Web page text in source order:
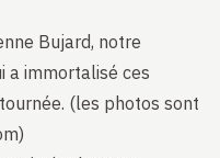
Bujard, notre
a immortalisé ces
(les photos sont
)